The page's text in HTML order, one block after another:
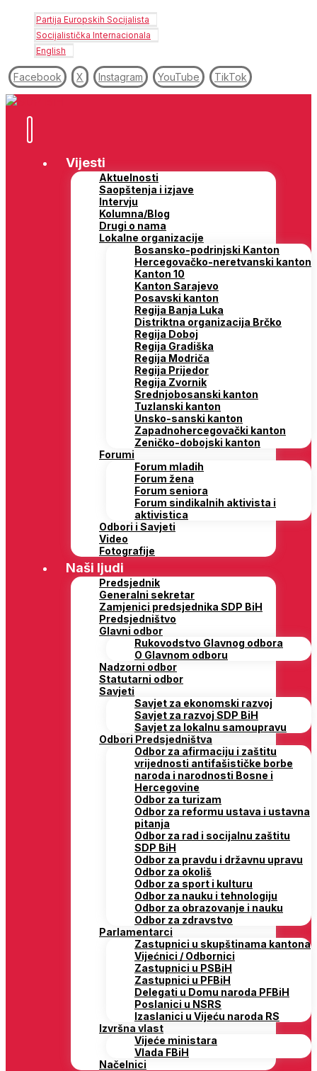
Partija Europskih Socijalista
Socijalistička Internacionala
English
Facebook X Instagram YouTube TikTok
Vijesti
Aktuelnosti
Saopštenja i izjave
Intervju
Kolumna/Blog
Drugi o nama
Lokalne organizacije
Bosansko-podrinjski Kanton
Hercegovačko-neretvanski kanton
Kanton 10
Kanton Sarajevo
Posavski kanton
Regija Banja Luka
Distriktna organizacija Brčko
Regija Doboj
Regija Gradiška
Regija Modriča
Regija Prijedor
Regija Zvornik
Srednjobosanski kanton
Tuzlanski kanton
Unsko-sanski kanton
Zapadnohercegovački kanton
Zeničko-dobojski kanton
Forumi
Forum mladih
Forum žena
Forum seniora
Forum sindikalnih aktivista i
aktivistica
Odbori i Savjeti
Video
Fotografije
Naši ljudi
Predsjednik
Generalni sekretar
Zamjenici predsjednika SDP BiH
Predsjedništvo
Glavni odbor
Rukovodstvo Glavnog odbora
O Glavnom odboru
Nadzorni odbor
Statutarni odbor
Savjeti
Savjet za ekonomski razvoj
Savjet za razvoj SDP BiH
Savjet za lokalnu samoupravu
Odbori Predsjedništva
Odbor za afirmaciju i zaštitu
vrijednosti antifašističke borbe
naroda i narodnosti Bosne i
Hercegovine
Odbor za turizam
Odbor za reformu ustava i ustavna
pitanja
Odbor za rad i socijalnu zaštitu
SDP BiH
Odbor za pravdu i državnu upravu
Odbor za okoliš
Odbor za sport i kulturu
Odbor za nauku i tehnologiju
Odbor za obrazovanje i nauku
Odbor za zdravstvo
Parlamentarci
Zastupnici u skupštinama kantona
Vijećnici / Odbornici
Zastupnici u PSBiH
Zastupnici u PFBiH
Delegati u Domu naroda PFBiH
Poslanici u NSRS
Izaslanici u Vijeću naroda RS
Izvršna vlast
Vijeće ministara
Vlada FBiH
Načelnici